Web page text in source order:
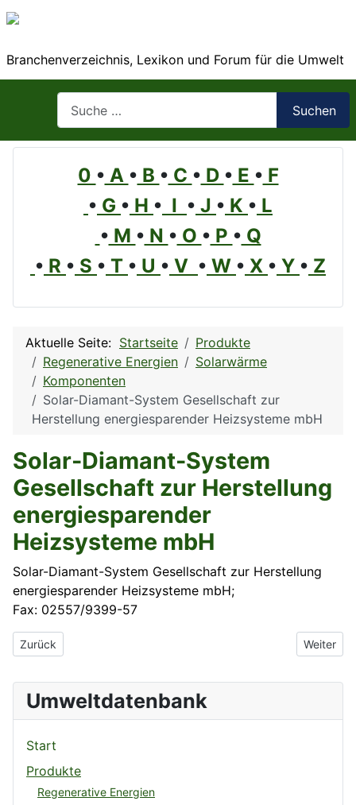
Branchenverzeichnis, Lexikon und Forum für die Umwelt
Suchen
0 • A • B • C • D • E • F
• G • H • I • J • K • L
• M • N • O • P • Q
• R • S • T • U • V • W • X • Y • Z
Aktuelle Seite: Startseite
Produkte
Regenerative Energien
Solarwärme
Komponenten
Solar-Diamant-System Gesellschaft zur
Herstellung energiesparender Heizsysteme mbH
Solar-Diamant-System
Gesellschaft zur Herstellung
energiesparender
Heizsysteme mbH
Solar-Diamant-System Gesellschaft zur Herstellung
energiesparender Heizsysteme mbH;
Fax: 02557/9399-57
Vorheriger Beitrag: Solar- und Regeltechnik Benno Bantel
Zurück Nächster
Weiter
Umweltdatenbank
Start
Produkte
Regenerative Energien